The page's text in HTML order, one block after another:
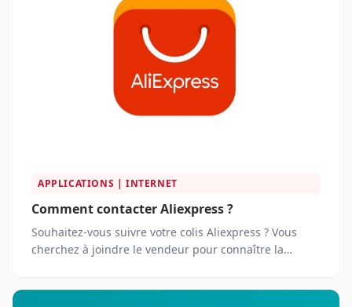
plateformes en ligne fiables et pratiques.
APPLICATIONS | INTERNET
Comment contacter Aliexpress ?
Souhaitez-vous suivre votre colis Aliexpress ? Vous
cherchez à joindre le vendeur pour connaître la